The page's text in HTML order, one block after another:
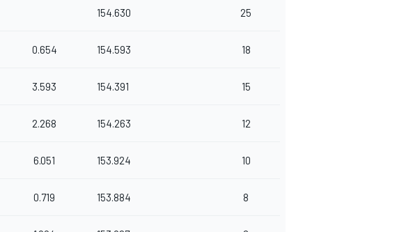
154.630 25
0.654 154.593 18
3.593 154.391 15
2.268 154.263 12
6.051 153.924 10
0.719 153.884 8